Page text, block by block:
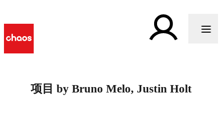
项目 by Bruno Melo, Justin Holt